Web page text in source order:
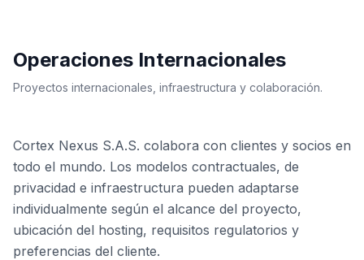
Operaciones Internacionales
Proyectos internacionales, infraestructura y colaboración.
Cortex Nexus S.A.S. colabora con clientes y socios en
todo el mundo. Los modelos contractuales, de
privacidad e infraestructura pueden adaptarse
individualmente según el alcance del proyecto,
ubicación del hosting, requisitos regulatorios y
preferencias del cliente.